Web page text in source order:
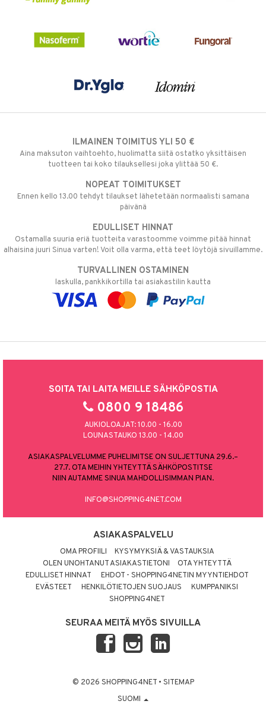
ILMAINEN TOIMITUS YLI 50 €
Aina maksuton vaihtoehto, huolimatta siitä ostatko yksittäisen
tuotteen tai koko tilauksellesi joka ylittää 50 €.
NOPEAT TOIMITUKSET
Ennen kello 13.00 tehdyt tilaukset lähetetään normaalisti samana
päivänä
EDULLISET HINNAT
Ostamalla suuria eriä tuotteita varastoomme voimme pitää hinnat
alhaisina juuri Sinua varten! Voit olla varma, että teet löytöjä sivuillamme.
TURVALLINEN OSTAMINEN
laskulla, pankkikortilla tai asiakastilin kautta
SOITA TAI LAITA MEILLE SÄHKÖPOSTIA
0800 9 18486
AUKIOLOAJAT: 10.00 - 16.00
LOUNASTAUKO 13.00 - 14.00
ASIAKASPALVELUMME PUHELIMITSE ON SULJETTUNA 29.6.–
27.7. OTA MEIHIN YHTEYTTÄ SÄHKÖPOSTITSE
NIIN AUTAMME SINUA MAHDOLLISIMMAN PIAN.
INFO@SHOPPING4NET.COM
ASIAKASPALVELU
OMA PROFIILI
KYSYMYKSIÄ & VASTAUKSIA
OLEN UNOHTANUT ASIAKASTIETONI
OTA YHTEYTTÄ
EDULLISET HINNAT
EHDOT - SHOPPING4NETIN MYYNTIEHDOT
EVÄSTEET
HENKILÖTIETOJEN SUOJAUS
KUMPPANIKSI
SHOPPING4NET
SEURAA MEITÄ MYÖS SIVUILLA
© 2026 SHOPPING4NET • SITEMAP
SUOMI